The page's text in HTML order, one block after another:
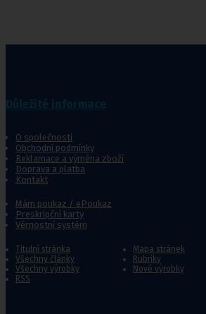
O společnosti
Obchodní podmínky
Reklamace a výměna zboží
Doprava a platba
Kontakt
Mám poukaz / ePoukaz
Preskripční karty
Věrnostní systém
Titulní stránka
Mapa stránek
Všechny články
Rubriky
Všechny výrobky
Nové výrobky
RSS